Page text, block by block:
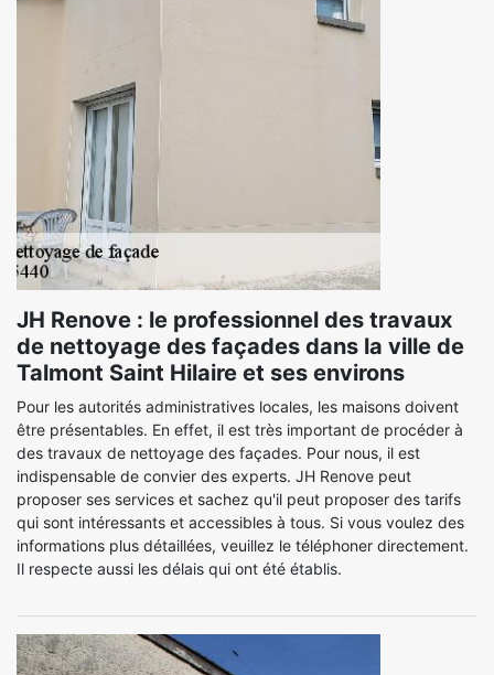
JH Renove : le professionnel des travaux
de nettoyage des façades dans la ville de
Talmont Saint Hilaire et ses environs
Pour les autorités administratives locales, les maisons doivent
être présentables. En effet, il est très important de procéder à
des travaux de nettoyage des façades. Pour nous, il est
indispensable de convier des experts. JH Renove peut
proposer ses services et sachez qu'il peut proposer des tarifs
qui sont intéressants et accessibles à tous. Si vous voulez des
informations plus détaillées, veuillez le téléphoner directement.
Il respecte aussi les délais qui ont été établis.